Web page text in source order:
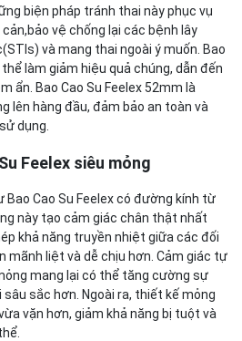
biện pháp tránh thai này phục vụ
vệ chống lại các bệnh lây
và mang thai ngoài ý muốn. Bao
làm giảm hiệu quả chúng, dẫn đến
ẩn. Bao Cao Su Feelex 52mm là
lên hàng đầu, đảm bảo an toàn và
dụng.
Feelex siêu mỏng
Bao Cao Su Feelex có đường kính từ
này tạo cảm giác chân thật nhất
khả năng truyền nhiệt giữa các đối
mãnh liệt và dễ chịu hơn. Cảm giác tự
mang lại có thể tăng cường sự
sắc hơn. Ngoài ra, thiết kế mỏng
vặn hơn, giảm khả năng bị tuột và